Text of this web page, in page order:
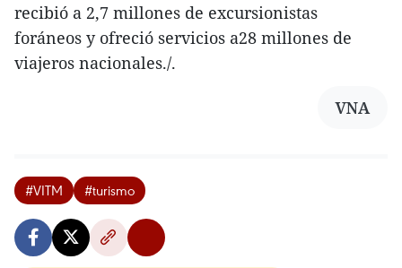
recibió a 2,7 millones de excursionistas
foráneos y ofreció servicios a28 millones de
viajeros nacionales./.
VNA
#VITM #turismo